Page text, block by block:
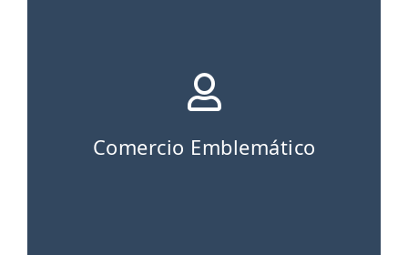
Comercio Emblemático